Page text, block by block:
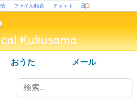
ファイル転送 チャット
おうた メール